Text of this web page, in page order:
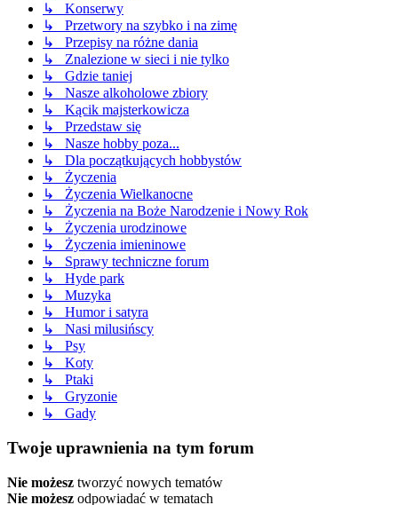
↳ Konserwy
↳ Przetwory na szybko i na zimę
↳ Przepisy na różne dania
↳ Znalezione w sieci i nie tylko
↳ Gdzie taniej
↳ Nasze alkoholowe zbiory
↳ Kącik majsterkowicza
↳ Przedstaw się
↳ Nasze hobby poza...
↳ Dla początkujących hobbystów
↳ Życzenia
↳ Życzenia Wielkanocne
↳ Życzenia na Boże Narodzenie i Nowy Rok
↳ Życzenia urodzinowe
↳ Życzenia imieninowe
↳ Sprawy techniczne forum
↳ Hyde park
↳ Muzyka
↳ Humor i satyra
↳ Nasi milusińscy
↳ Psy
↳ Koty
↳ Ptaki
↳ Gryzonie
↳ Gady
Twoje uprawnienia na tym forum
Nie możesz tworzyć nowych tematów
Nie możesz odpowiadać w tematach